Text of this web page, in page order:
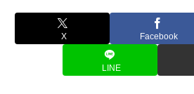
X Facebook
LINE